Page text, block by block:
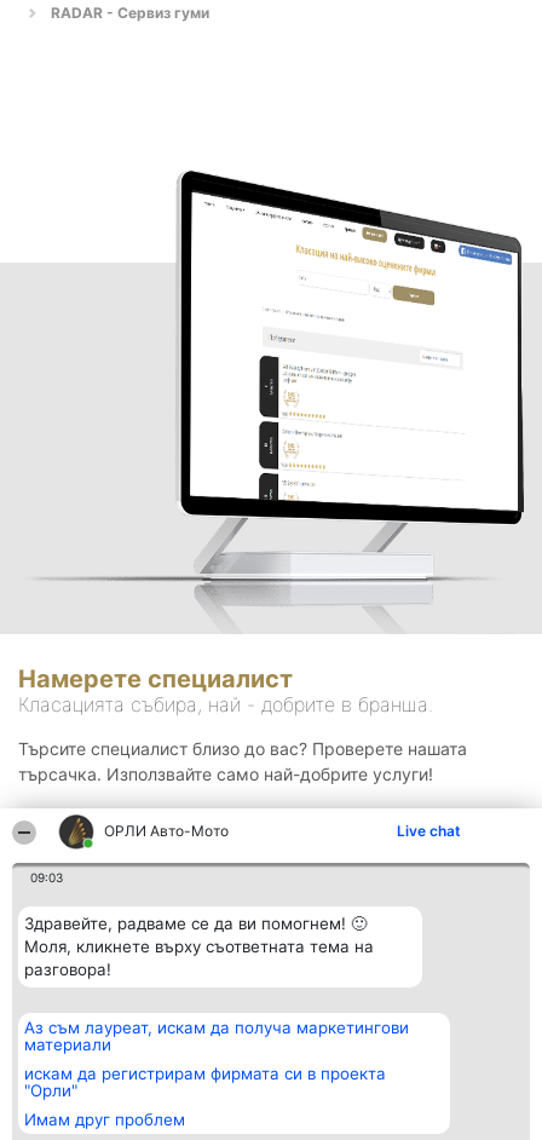
ОРЛИ Aвто-Mото Live chat
09:03
Здравейте, радваме се да ви помогнем! 🙂
Моля, кликнете върху съответната тема на
разговора!
Аз съм лауреат, искам да получа маркетингови
материали
искам да регистрирам фирмата си в проекта
"Орли"
Имам друг проблем
RADAR - Сервиз гуми
Намерете специалист
Класацията събира, най - добрите в бранша.
Търсите специалист близо до вас? Проверете нашата
търсачка. Използвайте само най-добрите услуги!
Организатор на
класиране
BulevardulAleea Timișul De
Sus Nr. 2, Bl. A30, Sc. A, Et.
4, Ap. 13
București 53-238
Класация
всички
Статут/Устав
Контакти